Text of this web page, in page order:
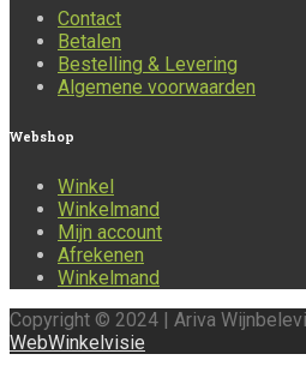
Contact
Betalen
Bestelling & Levering
Algemene voorwaarden
Webshop
Winkel
Winkelmand
Mijn account
Afrekenen
Winkelmand
Copyright © 2024 | Ariva
WebWinkelvisie